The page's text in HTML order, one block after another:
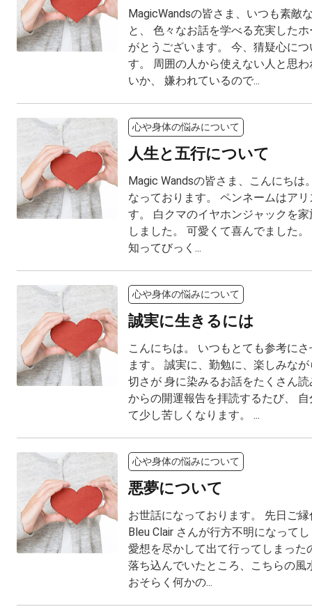
MagicWandsの皆さま、いつも素敵
と、 色々なお話を学べる充実した
がとうございます。 今、猜疑心に
す。 周囲の人から使えない人と思
いか、 嫌われているので...
心や身体の悩みについて
人生と五行について
Magic Wandsの皆さま、こんにちは
なっております。 ペンネームはア
す。 白クマのイヤホンジャックを
しました。 可愛くて喜んでました
知ってびっく...
心や身体の悩みについて
誠実に生きるには
こんにちは。 いつもとても参考に
ます。 誠実に、勤勉に、楽しみな
切さが 身に染みるお話をたくさん
からの開運報告を拝読するたび、
て少し苦しくなります。 ...
心や身体の悩みについて
悪夢について
お世話になっております。 先日ご
Bleu Clair さんが行方不明になって
愛想を尽かして出て行ってしまった
落ち込んでいたところ、こちらの風
おそらく何かの...